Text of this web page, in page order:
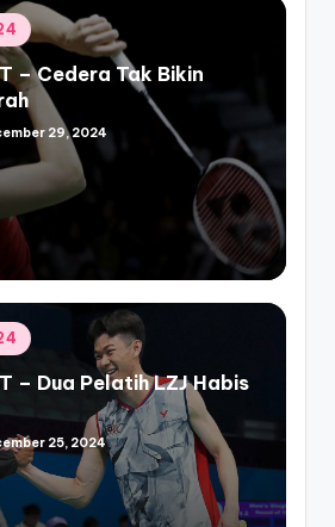
– Cedera Tak Bikin
29, 2024
– Dua Pelatih LZJ Habis
25, 2024